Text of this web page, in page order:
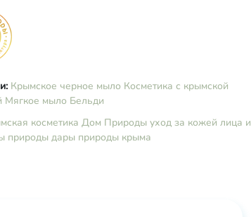
Крымское черное мыло Косметика с крымской
Мягкое мыло Бельди
косметика Дом Природы уход за кожей лица и
природы дары природы крыма